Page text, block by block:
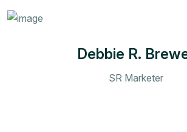
Debbie R.
SR Marketer